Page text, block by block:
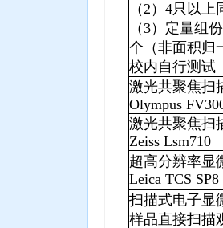
（2 ） 4只以上
（3）定量组
个（非面积归
校内自行测试
激光共聚焦扫
Olympus
激光共聚焦扫
Zeiss Lsm710
超高分辨率显
Leica TCS
扫描式电子显
样品直接扫描